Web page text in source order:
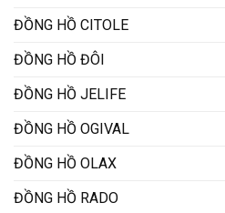
ĐỒNG HỒ CITOLE
ĐỒNG HỒ ĐÔI
ĐỒNG HỒ JELIFE
ĐỒNG HỒ OGIVAL
ĐỒNG HỒ OLAX
ĐỒNG HỒ RADO